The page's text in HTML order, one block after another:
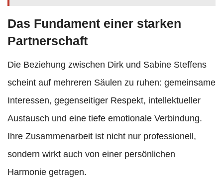
Das Fundament einer starken
Partnerschaft
Die Beziehung zwischen Dirk und Sabine Steffens
scheint auf mehreren Säulen zu ruhen: gemeinsame
Interessen, gegenseitiger Respekt, intellektueller
Austausch und eine tiefe emotionale Verbindung.
Ihre Zusammenarbeit ist nicht nur professionell,
sondern wirkt auch von einer persönlichen
Harmonie getragen.